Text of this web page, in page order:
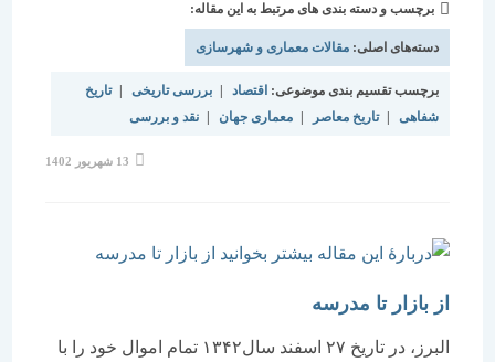
برچسب و دسته بندی های مرتبط به این مقاله:
دسته‌های اصلی:مقالات معماری و شهرسازی
برچسب تقسیم بندی موضوعی:اقتصاد بررسی تاریخی | تاریخ
| تاریخ معاصر | معماری جهان | نقد و بررسی
از بازار تا مدرسه
البرز، در تاریخ ۲۷ اسفند سال‌۱۳۴۲ تمام اموال خود را با